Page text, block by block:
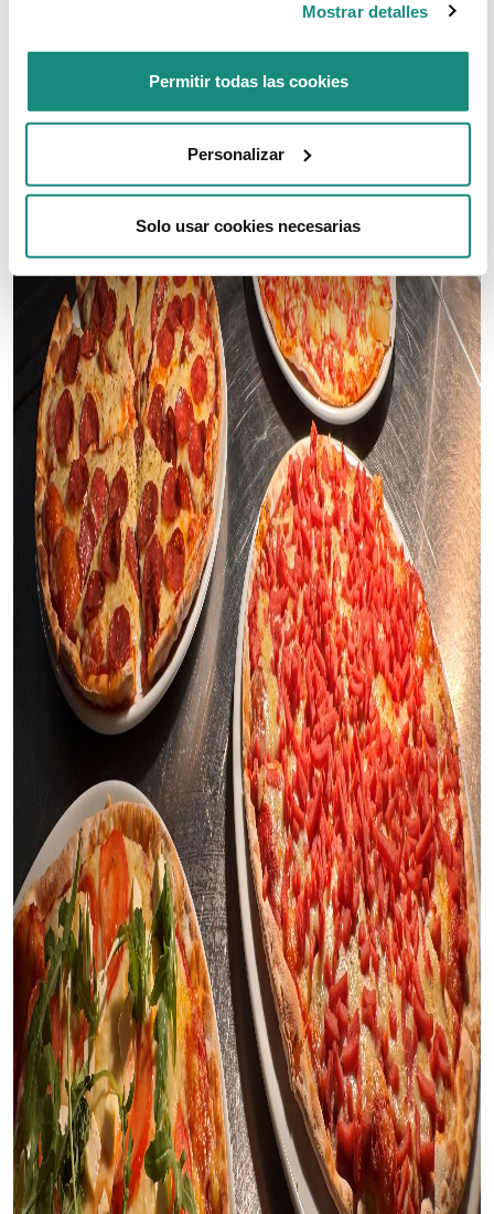
Mostrar detalles
Permitir todas las cookies
Personalizar
Solo usar cookies necesarias